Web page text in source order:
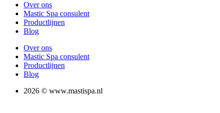
Over ons
Mastic Spa consulent
Productlijnen
Blog
Over ons
Mastic Spa consulent
Productlijnen
Blog
2026 © www.mastispa.nl